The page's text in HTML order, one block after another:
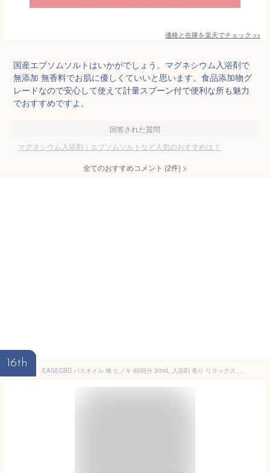
価格と在庫を楽天でチェック >>
国産エプソムソルトはいかがでしょう。マグネシウム入浴剤で
無添加 無香料でお肌に優しくていいと思います。食品添加物グ
レードなので安心して使えて計量スプーン付で便利な所も魅力
でおすすめですよ。
回答された質問
マグネシウム入浴剤｜エプソムソルトなど人気のおすすめは？
全てのおすすめコメント (2件) >
16th
EASECBD バスオイル 檜 ヒノキ 60回分 30mL 入浴剤 香り リラックス アロマ ギフト 無添加 オーガニック 天然由来 国産